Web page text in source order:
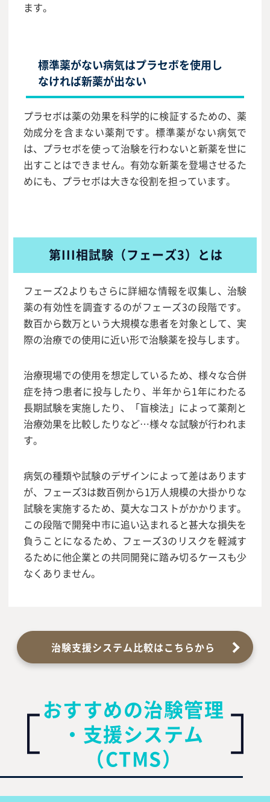
ます。
標準薬がない病気はプラセボを使用し
なければ新薬が出ない
プラセボは薬の効果を科学的に検証するための、薬
効成分を含まない薬剤です。標準薬がない病気で
は、プラセボを使って治験を行わないと新薬を世に
出すことはできません。有効な新薬を登場させるた
めにも、プラセボは大きな役割を担っています。
第III相試験（フェーズ3）とは
フェーズ2よりもさらに詳細な情報を収集し、治験
薬の有効性を調査するのがフェーズ3の段階です。
数百から数万という大規模な患者を対象として、実
際の治療での使用に近い形で治験薬を投与します。
治療現場での使用を想定しているため、様々な合併
症を持つ患者に投与したり、半年から1年にわたる
長期試験を実施したり、「盲検法」によって薬剤と
治療効果を比較したりなど…様々な試験が行われま
す。
病気の種類や試験のデザインによって差はあります
が、フェーズ3は数百例から1万人規模の大掛かりな
試験を実施するため、莫大なコストがかかります。
この段階で開発中市に追い込まれると甚大な損失を
負うことになるため、フェーズ3のリスクを軽減す
るために他企業との共同開発に踏み切るケースも少
なくありません。
治験支援システム比較はこちらから
おすすめの治験管理
・支援システム
（CTMS）